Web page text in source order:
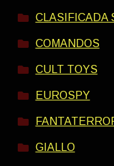
CLASIFICADA
COMANDOS
CULT TOYS
EUROSPY
GIALLO